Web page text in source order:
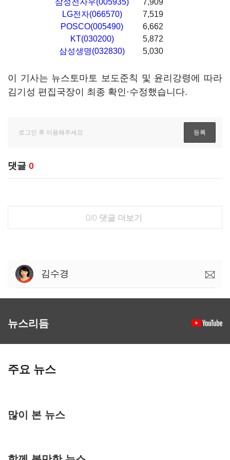
삼성전자우(005935)
7,909
LG전자(066570)
7,519
POSCO(005490)
6,662
KT(030200)
5,872
삼성생명(032830)
5,030
이 기사는 뉴스토마토 보도준칙 및 윤리강령에 따라
김기성 편집국장이 최종 확인·수정했습니다.
댓글 0
0/0 댓글 더보기
김수경
뉴스리듬
주요 뉴스
많이 본 뉴스